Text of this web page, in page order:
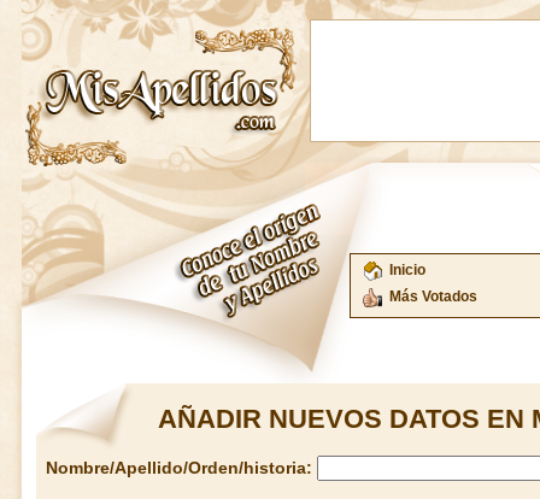
Inicio
Más Votados
AÑADIR NUEVOS DATOS EN
Nombre/Apellido/Orden/historia: